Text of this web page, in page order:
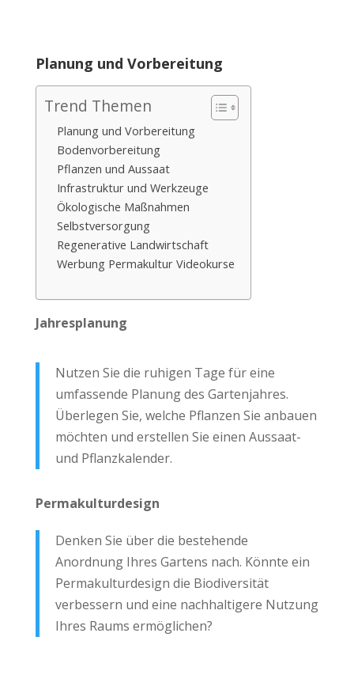
Planung und Vorbereitung
Trend Themen
Planung und Vorbereitung
Bodenvorbereitung
Pflanzen und Aussaat
Infrastruktur und Werkzeuge
Ökologische Maßnahmen
Selbstversorgung
Regenerative Landwirtschaft
Werbung Permakultur Videokurse
Jahresplanung
Nutzen Sie die ruhigen Tage für eine
umfassende Planung des Gartenjahres.
Überlegen Sie, welche Pflanzen Sie anbauen
möchten und erstellen Sie einen Aussaat-
und Pflanzkalender.
Permakulturdesign
Denken Sie über die bestehende
Anordnung Ihres Gartens nach. Könnte ein
Permakulturdesign die Biodiversität
verbessern und eine nachhaltigere Nutzung
Ihres Raums ermöglichen?